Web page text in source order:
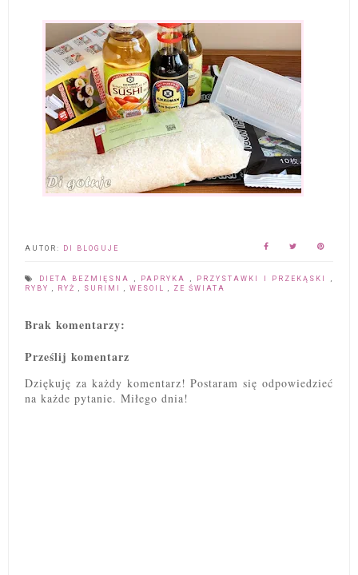
AUTOR: DI BLOGUJE
DIETA BEZMIĘSNA , PAPRYKA , PRZYSTAWKI I PRZEKĄSKI,
RYBY , RYŻ , SURIMI , WESOIL , ZE ŚWIATA
Brak komentarzy:
Prześlij komentarz
Dziękuję za każdy komentarz! Postaram się odpowiedzieć
na każde pytanie. Miłego dnia!